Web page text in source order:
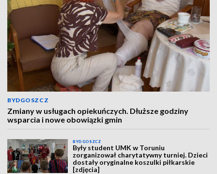
BYDGOSZCZ
Zmiany w usługach opiekuńczych. Dłuższe godziny
wsparcia i nowe obowiązki gmin
BYDGOSZCZ
Były student UMK w Toruniu
zorganizował charytatywny turniej. Dzieci
dostały oryginalne koszulki piłkarskie
[zdjęcia]